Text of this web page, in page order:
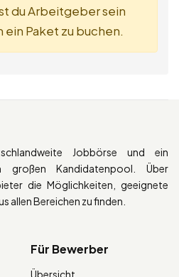
du Arbeitgeber sein
ein Paket zu buchen.
Jobbörse und ein
großen Kandidatenpool. Über
die Möglichkeiten, geeignete
allen Bereichen zu finden.
Für Bewerber
Übersicht